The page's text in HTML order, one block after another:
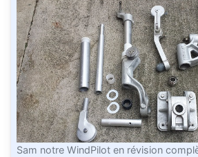
Sam notre WindPilot en révision